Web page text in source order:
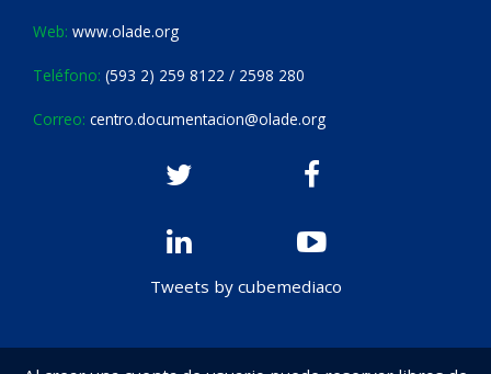
Web: www.olade.org
Teléfono: (593 2) 259 8122 / 2598 280
Correo: centro.documentacion@olade.org
Tweets by cubemediaco